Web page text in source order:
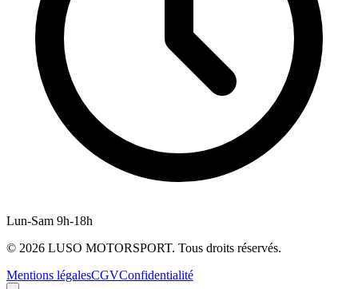
Lun-Sam 9h-18h
© 2026 LUSO MOTORSPORT. Tous droits réservés.
Mentions légalesCGVConfidentialité